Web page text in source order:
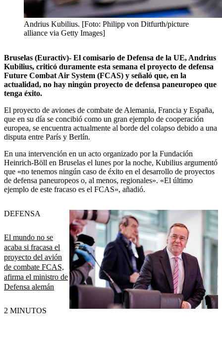
Andrius Kubilius. [Foto: Philipp von Ditfurth/picture
alliance via Getty Images]
Bruselas (Euractiv)- El comisario de Defensa de la UE, Andrius
Kubilius, criticó duramente esta semana el proyecto de defensa
Future Combat Air System (FCAS) y señaló que, en la
actualidad, no hay ningún proyecto de defensa paneuropeo que
tenga éxito.
El proyecto de aviones de combate de Alemania, Francia y España,
que en su día se concibió como un gran ejemplo de cooperación
europea, se encuentra actualmente al borde del colapso debido a una
disputa entre París y Berlín.
En una intervención en un acto organizado por la Fundación
Heinrich-Böll en Bruselas el lunes por la noche, Kubilius argumentó
que «no tenemos ningún caso de éxito en el desarrollo de proyectos
de defensa paneuropeos o, al menos, regionales». «El último
ejemplo de este fracaso es el FCAS», añadió.
El mundo no se
acaba si fracasa el
proyecto del avión
de combate FCAS,
afirma el ministro de
Defensa alemán
DEFENSA
2 MINUTOS